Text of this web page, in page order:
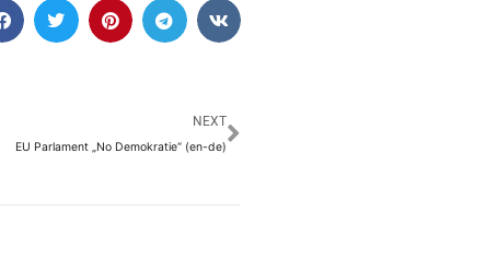
NEXT
EU Parlament „No Demokratie“ (en-de)
Nächster